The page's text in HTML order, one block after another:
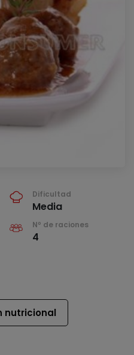
Dificultad
Media
Nº de raciones
4
nutricional